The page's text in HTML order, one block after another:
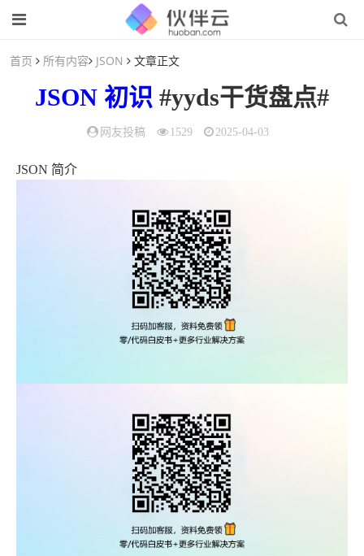
首页 所有内容 JSON 文章正文
JSON 初识 #yyds干货盘点#
网友投稿 1529 2025-04-03
JSON 简介